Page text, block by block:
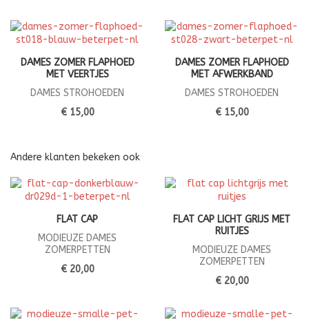
DAMES ZOMER FLAPHOED
MET VEERTJES
DAMES STROHOEDEN
€ 15,00
DAMES ZOMER FLAPHOED
MET AFWERKBAND
DAMES STROHOEDEN
€ 15,00
Andere klanten bekeken ook
FLAT CAP
MODIEUZE DAMES
ZOMERPETTEN
€ 20,00
FLAT CAP LICHT GRIJS MET
RUITJES
MODIEUZE DAMES
ZOMERPETTEN
€ 20,00